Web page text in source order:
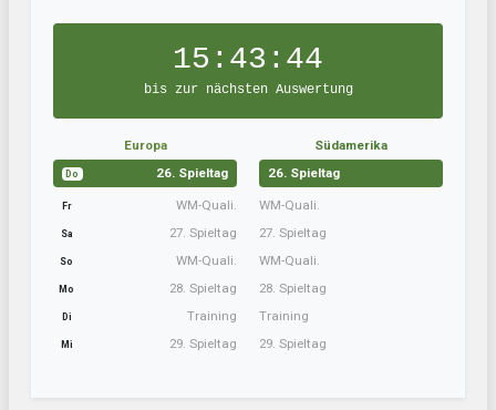
15:43:43
bis zur nächsten Auswertung
Europa
Do 26. Spieltag
Fr WM-Quali.
Sa 27. Spieltag
So WM-Quali.
Mo 28. Spieltag
Di Training
Mi 29. Spieltag
Südamerika
26. Spieltag
WM-Quali.
27. Spieltag
WM-Quali.
28. Spieltag
Training
29. Spieltag